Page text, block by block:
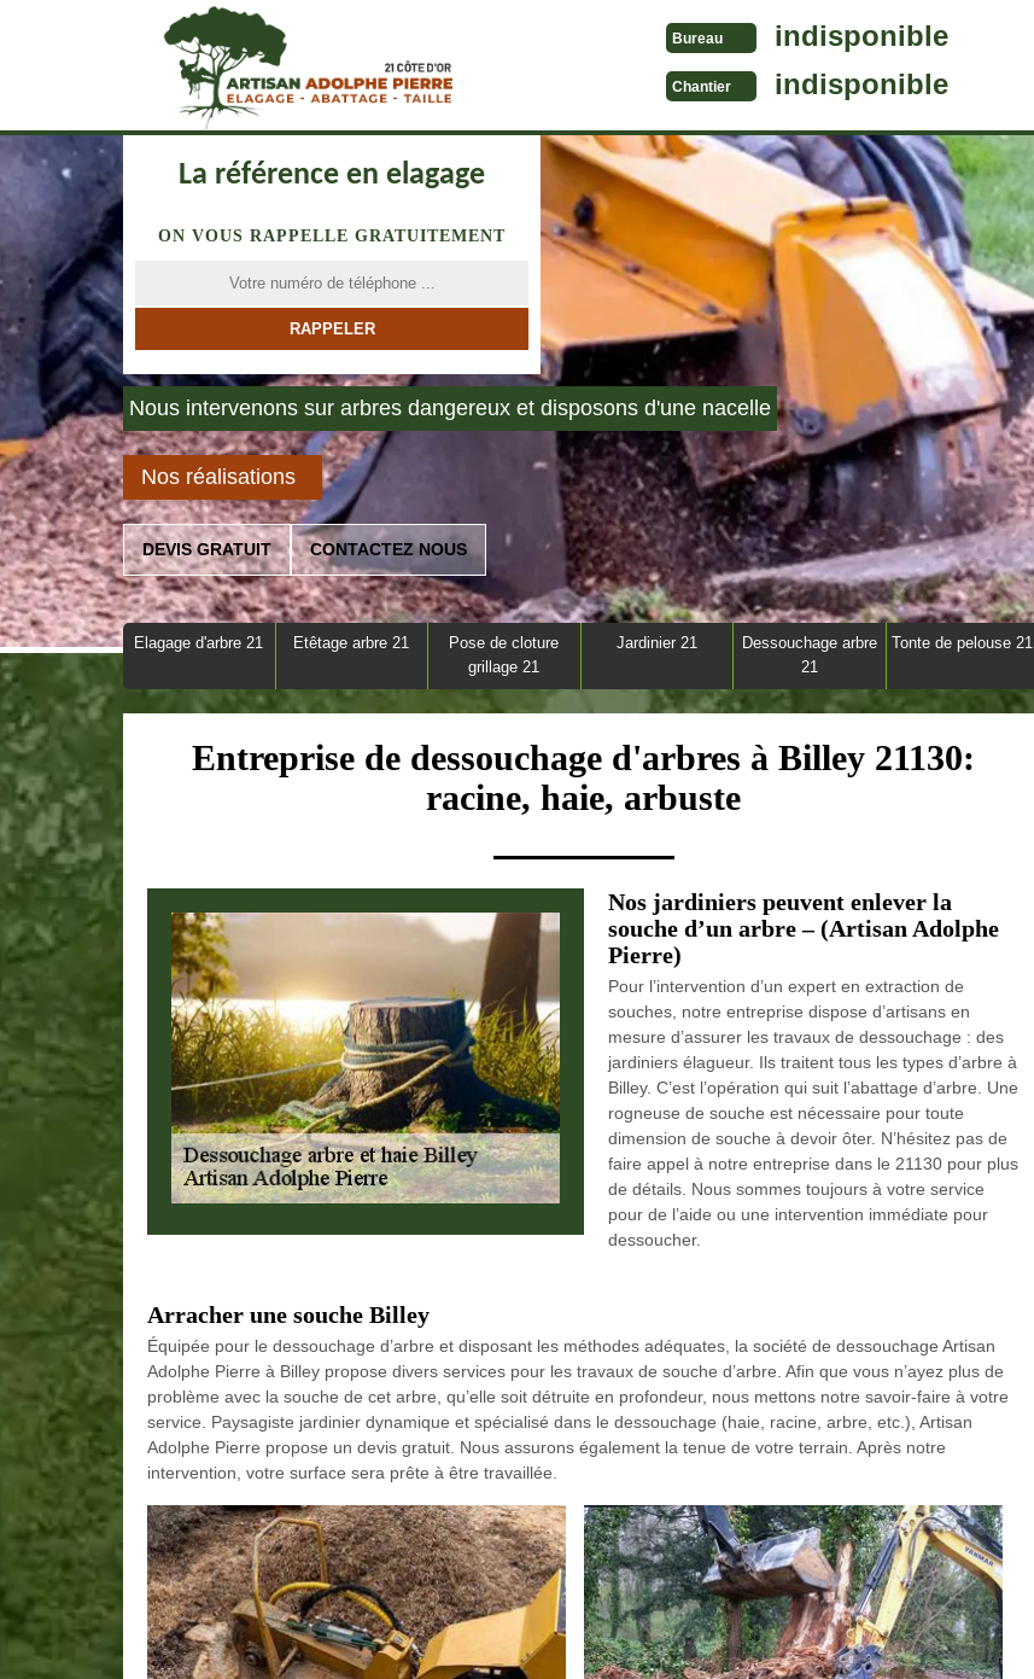
Bureau indisponible
Chantier indisponible
La référence en elagage
ON VOUS RAPPELLE GRATUITEMENT
Nous intervenons sur arbres dangereux et disposons d'une nacelle
Nos réalisations
DEVIS GRATUIT CONTACTEZ NOUS
Elagage d'arbre 21 Etêtage arbre 21
Pose de cloture
grillage 21
Jardinier 21
Dessouchage arbre
21
Tonte de pelouse 21
Entreprise de dessouchage d'arbres à Billey 21130:
racine, haie, arbuste
Nos jardiniers peuvent enlever la
souche d’un arbre – (Artisan Adolphe
Pierre)
Pour l’intervention d’un expert en extraction de
souches, notre entreprise dispose d’artisans en
mesure d’assurer les travaux de dessouchage : des
jardiniers élagueur. Ils traitent tous les types d’arbre à
Billey. C’est l’opération qui suit l’abattage d’arbre. Une
rogneuse de souche est nécessaire pour toute
dimension de souche à devoir ôter. N’hésitez pas de
faire appel à notre entreprise dans le 21130 pour plus
de détails. Nous sommes toujours à votre service
pour de l’aide ou une intervention immédiate pour
dessoucher.
Arracher une souche Billey
Équipée pour le dessouchage d’arbre et disposant les méthodes adéquates, la société de dessouchage Artisan
Adolphe Pierre à Billey propose divers services pour les travaux de souche d’arbre. Afin que vous n’ayez plus de
problème avec la souche de cet arbre, qu’elle soit détruite en profondeur, nous mettons notre savoir-faire à votre
service. Paysagiste jardinier dynamique et spécialisé dans le dessouchage (haie, racine, arbre, etc.), Artisan
Adolphe Pierre propose un devis gratuit. Nous assurons également la tenue de votre terrain. Après notre
intervention, votre surface sera prête à être travaillée.